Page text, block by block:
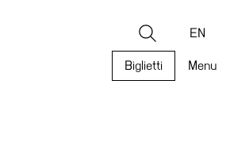
Ricerca EN
Biglietti Menu